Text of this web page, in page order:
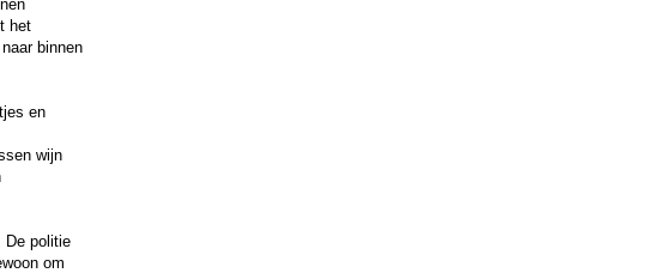
het
binnen
en
wijn
De politie
om